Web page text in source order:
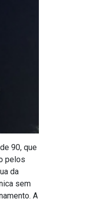
90, que
pelos
da
sem
A